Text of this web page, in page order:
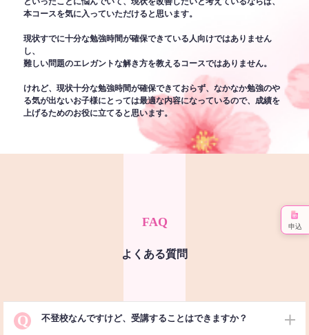
本コースを気に入っていただけると思います。
現状すでに十分な勉強時間が確保できている人向けではありません
し、
難しい問題のエレガントな解き方を教えるコースではありません。
けれど、現状十分な勉強時間が確保できておらず、なかなか勉強のや
る気が出ないお子様にとっては最適な内容になっているので、成績を
上げるためのお役に立てると思います。
FAQ
よくある質問
Q 不登校なんですけど、受講することはできますか？
申込